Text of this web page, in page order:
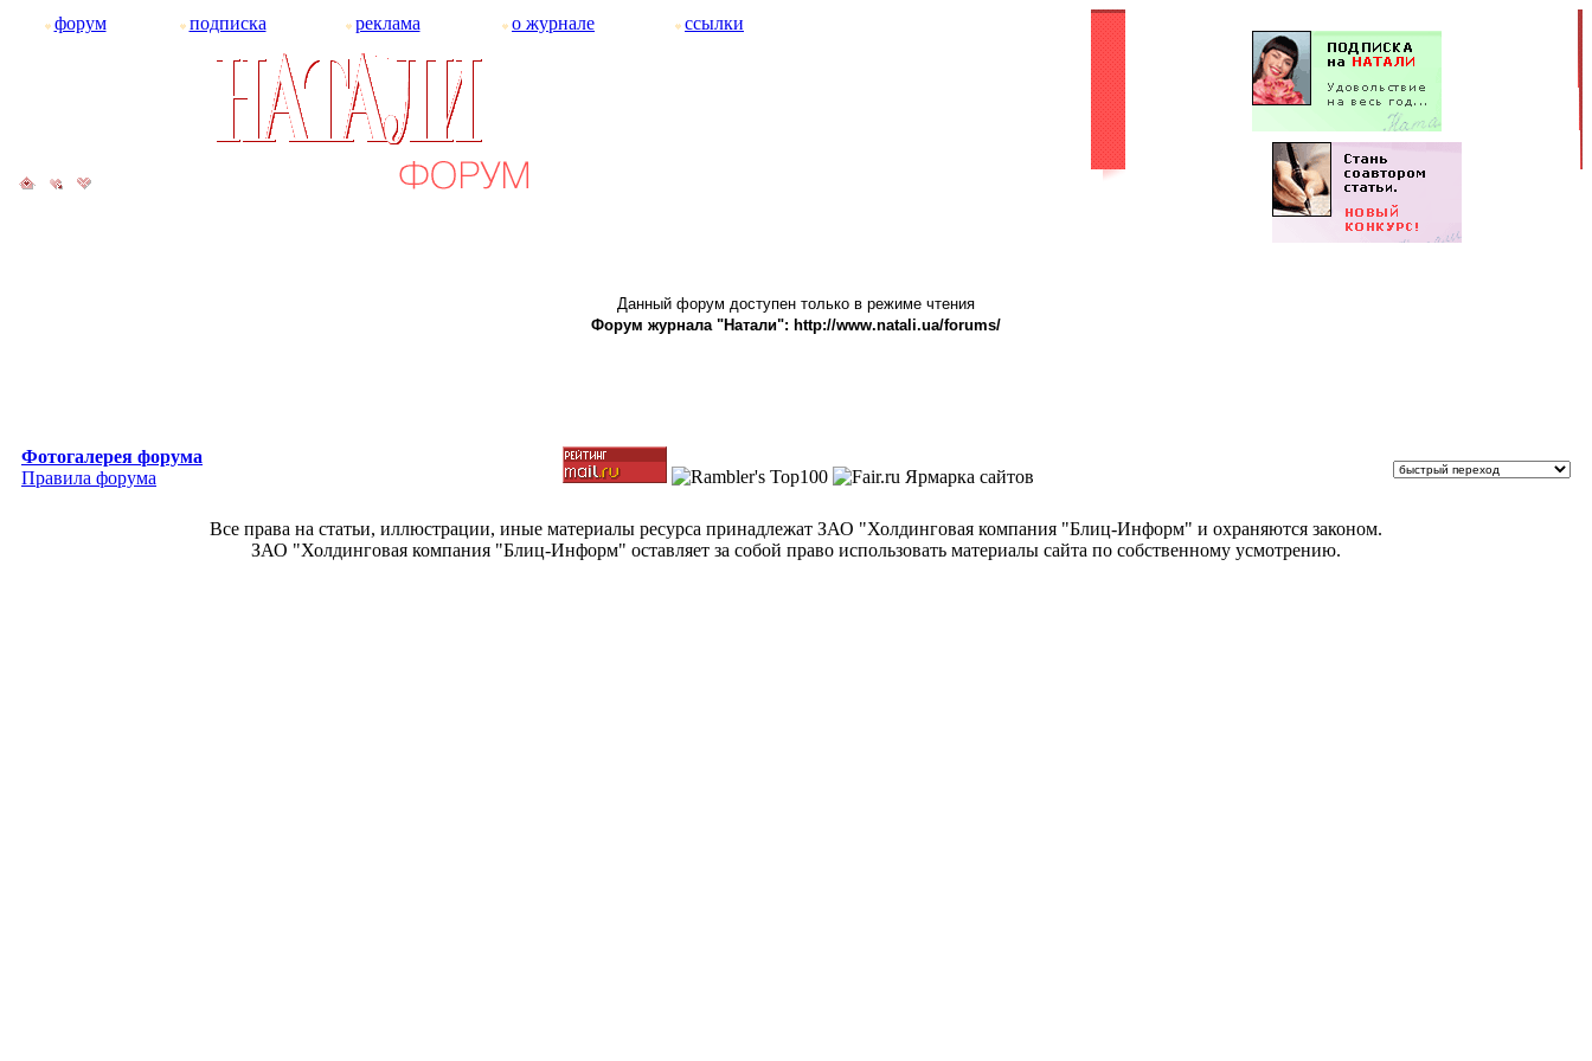
форум подписка реклама о журнале ссылки
Данный форум доступен только в режиме чтения
Форум журнала "Натали": http://www.natali.ua/forums/
Фотогалерея форума
Правила форума
Все права на статьи, иллюстрации, иные материалы ресурса принадлежат ЗАО "Холдинговая компания "Блиц-Информ" и охраняются законом.
ЗАО "Холдинговая компания "Блиц-Информ" оставляет за собой право использовать материалы сайта по собственному усмотрению.